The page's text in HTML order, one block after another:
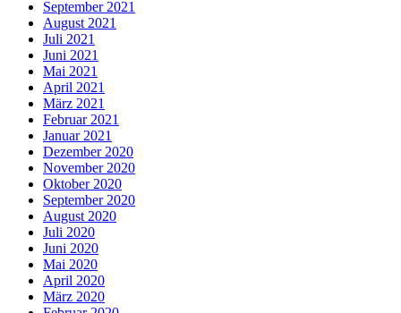
September 2021
August 2021
Juli 2021
Juni 2021
Mai 2021
April 2021
März 2021
Februar 2021
Januar 2021
Dezember 2020
November 2020
Oktober 2020
September 2020
August 2020
Juli 2020
Juni 2020
Mai 2020
April 2020
März 2020